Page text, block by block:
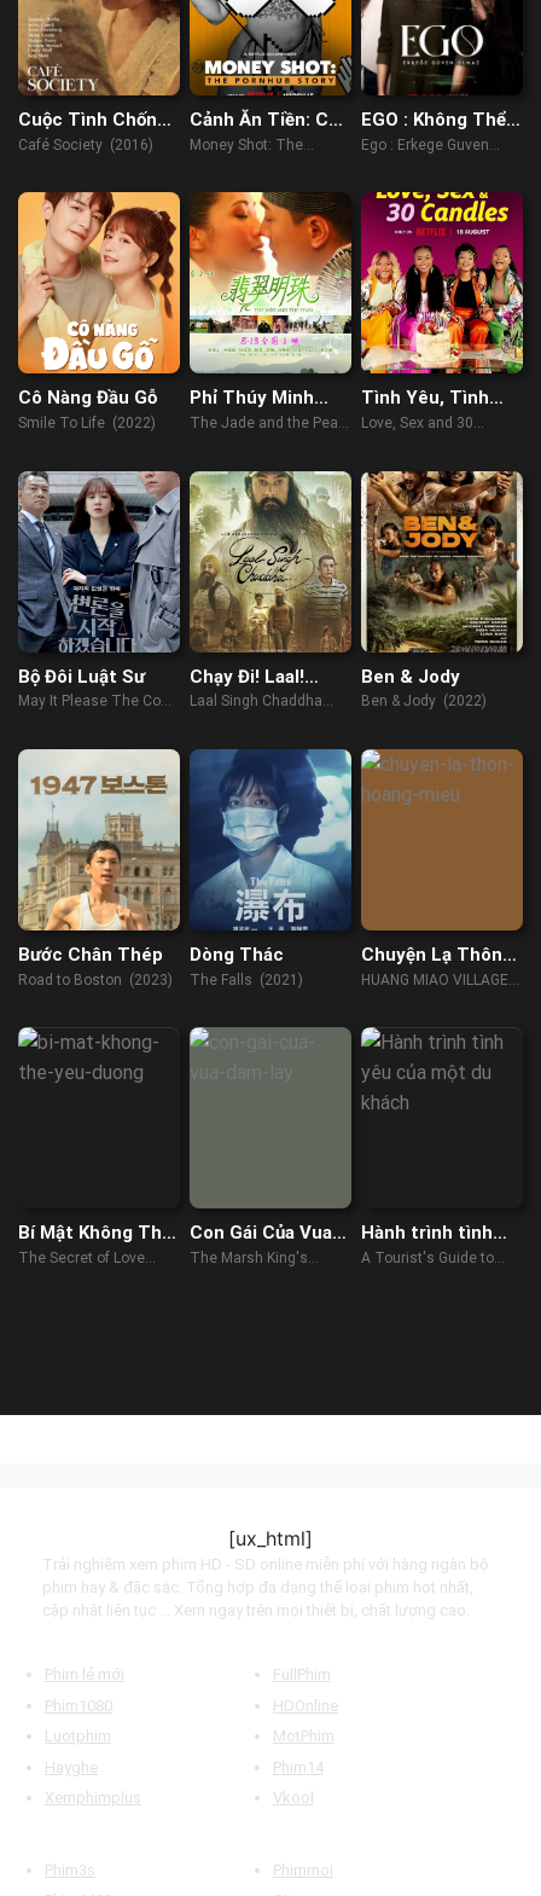
Cuộc Tình Chốn
Phồn Hoa
Café Society (2016)
Cảnh Ăn Tiền: Câu
Chuyện Về
Money Shot: The
EGO : Không Thể
Tin Tưởng Đàn
Ego : Erkege Guven
Cô Nàng Đầu Gỗ
Smile To Life (2022)
Phỉ Thúy Minh
Châu
The Jade and the Pearl
Tình Yêu, Tình
Dục Và Tuổi 30
Love, Sex and 30
Bộ Đôi Luật Sư
May It Please The Court
Chạy Đi! Laal!
Chạy!
Laal Singh Chaddha
Ben & Jody
Ben & Jody (2022)
Bước Chân Thép
Road to Boston (2023)
Dòng Thác
The Falls (2021)
Chuyện Lạ Thôn
Hoàng Miếu
HUANG MIAO VILLAGE'S
(2023)
Bí Mật Không Thể
Yêu
The Secret of Love
Con Gái Của Vua
Đầm Lầy
The Marsh King's
Hành trình tình
yêu của một du
A Tourist's Guide to